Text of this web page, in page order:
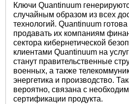
Ключи Quantinuum
случайным образом из всех
технологий. Quantinuum
продавать их компаниям
сектора кибернетической
клиентами Quantinuum на
станут правительственные
военных, а также
энергетика и производство.
вероятно, связана с
сертификации продукта.